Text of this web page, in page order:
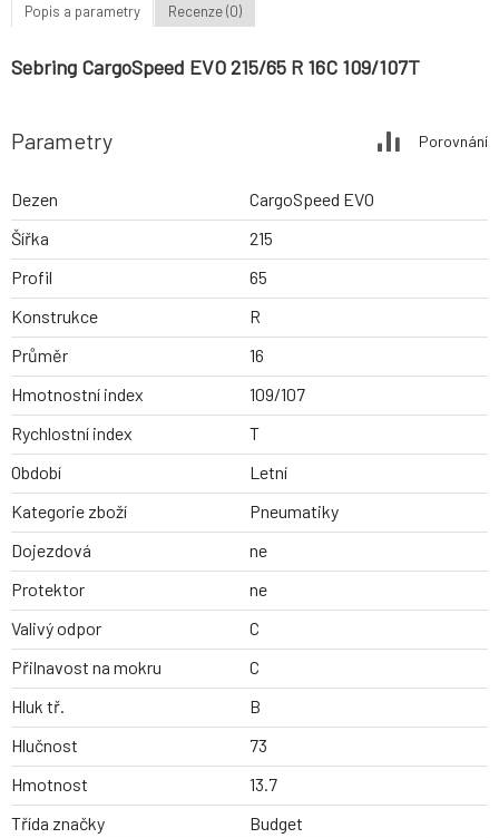
Popis a parametry Recenze (0)
Sebring CargoSpeed EVO 215/65 R 16C 109/107T
Parametry Porovnání
Dezen
CargoSpeed EVO
Šířka
215
Profil
65
Konstrukce
R
Průměr
16
Hmotnostní index
109/107
Rychlostní index
T
Období
Letní
Kategorie zboží
Pneumatiky
Dojezdová
ne
Protektor
ne
Valivý odpor
C
Přilnavost na mokru
C
Hluk tř.
B
Hlučnost
73
Hmotnost
13.7
Třída značky
Budget